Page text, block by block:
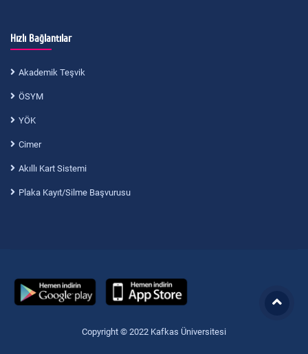
Hızlı Bağlantılar
Akademik Teşvik
ÖSYM
YÖK
Cimer
Akıllı Kart Sistemi
Plaka Kayıt/Silme Başvurusu
Copyright © 2022 Kafkas Üniversitesi